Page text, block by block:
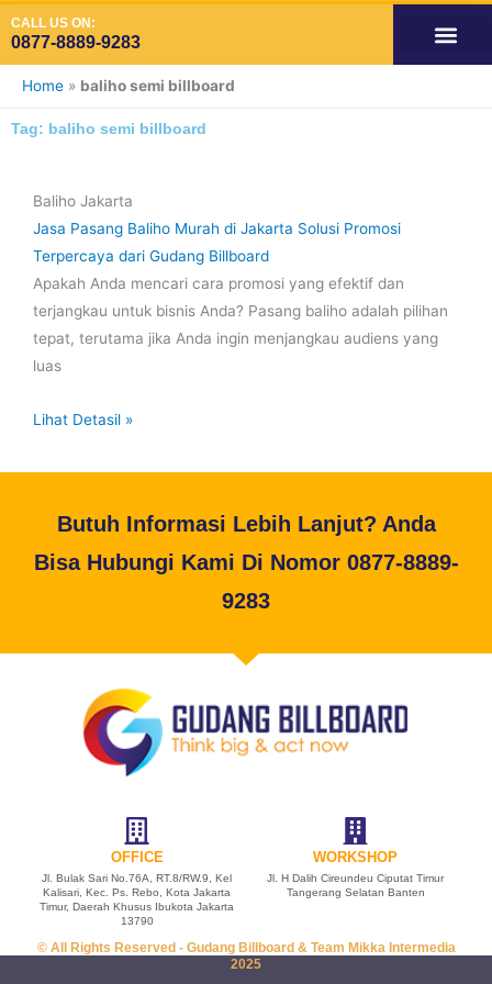
to
content
CALL US ON:
0877-8889-9283
Home » baliho semi billboard
Tag: baliho semi billboard
Baliho Jakarta
Jasa Pasang Baliho Murah di Jakarta Solusi Promosi
Terpercaya dari Gudang Billboard
Apakah Anda mencari cara promosi yang efektif dan
terjangkau untuk bisnis Anda? Pasang baliho adalah pilihan
tepat, terutama jika Anda ingin menjangkau audiens yang
luas
Lihat Detasil »
Butuh Informasi Lebih Lanjut? Anda
Bisa Hubungi Kami Di Nomor 0877-8889-
9283
OFFICE
Jl. Bulak Sari No.76A, RT.8/RW.9, Kel
Kalisari, Kec. Ps. Rebo, Kota Jakarta
Timur, Daerah Khusus Ibukota Jakarta
13790
WORKSHOP
Jl. H Dalih Cireundeu Ciputat Timur
Tangerang Selatan Banten
© All Rights Reserved - Gudang Billboard & Team Mikka Intermedia
2025